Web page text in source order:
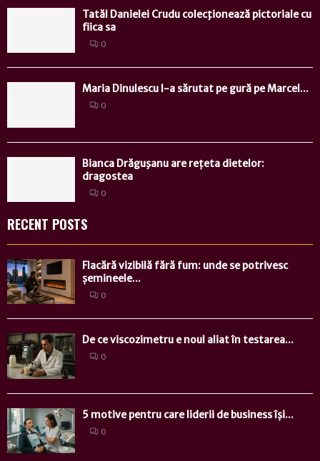
Tatăl Danielei Crudu colecţionează pictoriale cu
fiica sa
0
Maria Dinulescu l-a sărutat pe gură pe Marcel...
0
Bianca Drăguşanu are rețeta dietelor:
dragostea
0
RECENT POSTS
Flacără vizibilă fără fum: unde se potrivesc
șemineele...
0
De ce viscozimetru e noul aliat în testarea...
0
5 motive pentru care liderii de business își...
0